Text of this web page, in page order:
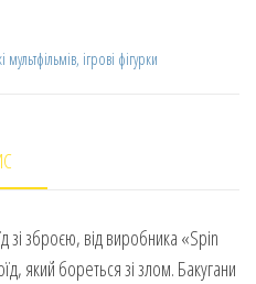
ігрові фігурки
зі зброєю, від виробника «Spin
який бореться зі злом. Бакугани